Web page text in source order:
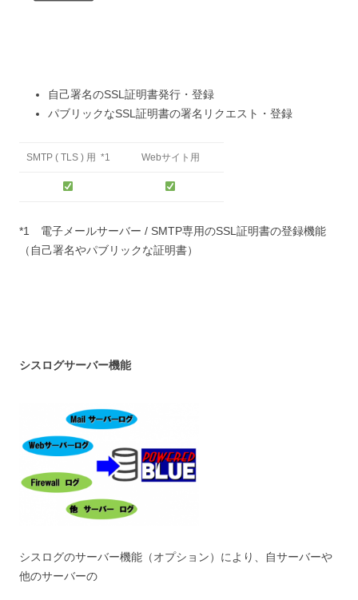
自己署名のSSL証明書発行・登録
パブリックなSSL証明書の署名リクエスト・登録
SMTP ( TLS ) 用 *1 Webサイト用
*1 電子メールサーバー / SMTP専用のSSL証明書の登録機能
（自己署名やパブリックな証明書）
シスログサーバー機能
シスログのサーバー機能（オプション）により、自サーバーや
他のサーバーの